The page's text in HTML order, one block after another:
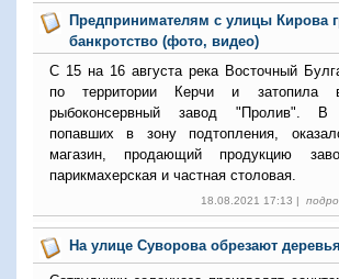
Предпринимателям с улицы Кирова
банкротство (фото, видео)
С 15 на 16 августа река Восточный
по территории Керчи и
рыбоконсервный завод "Пролив". В
попавших в зону подтопления,
магазин, продающий продукцию
парикмахерская и частная столовая.
18.08.2021 17:13 |
На улице Суворова обрезают деревья